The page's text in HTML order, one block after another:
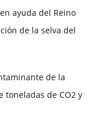
ayuda del Reino
de la selva del
de la
toneladas de CO2 y